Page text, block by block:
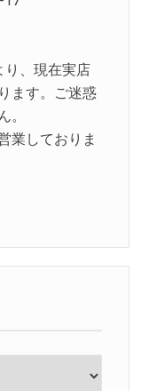
り、現在実店
ます。ご迷惑
。
業しておりま